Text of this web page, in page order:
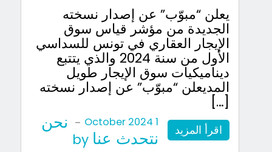
يعلن “مبوّب” عن إصدار نسخته
الجديدة من مؤشر قياس سوق
الإيجار العقاري في تونس للسداسي
الأول من سنة 2024 والذي يتتبع
ديناميكيات سوق الإيجار طويل
المديعلن “مبوّب” عن إصدار نسخته
[…]
اقرأ المزيد
1 October 2024
- نحن
نتحدث عنا by